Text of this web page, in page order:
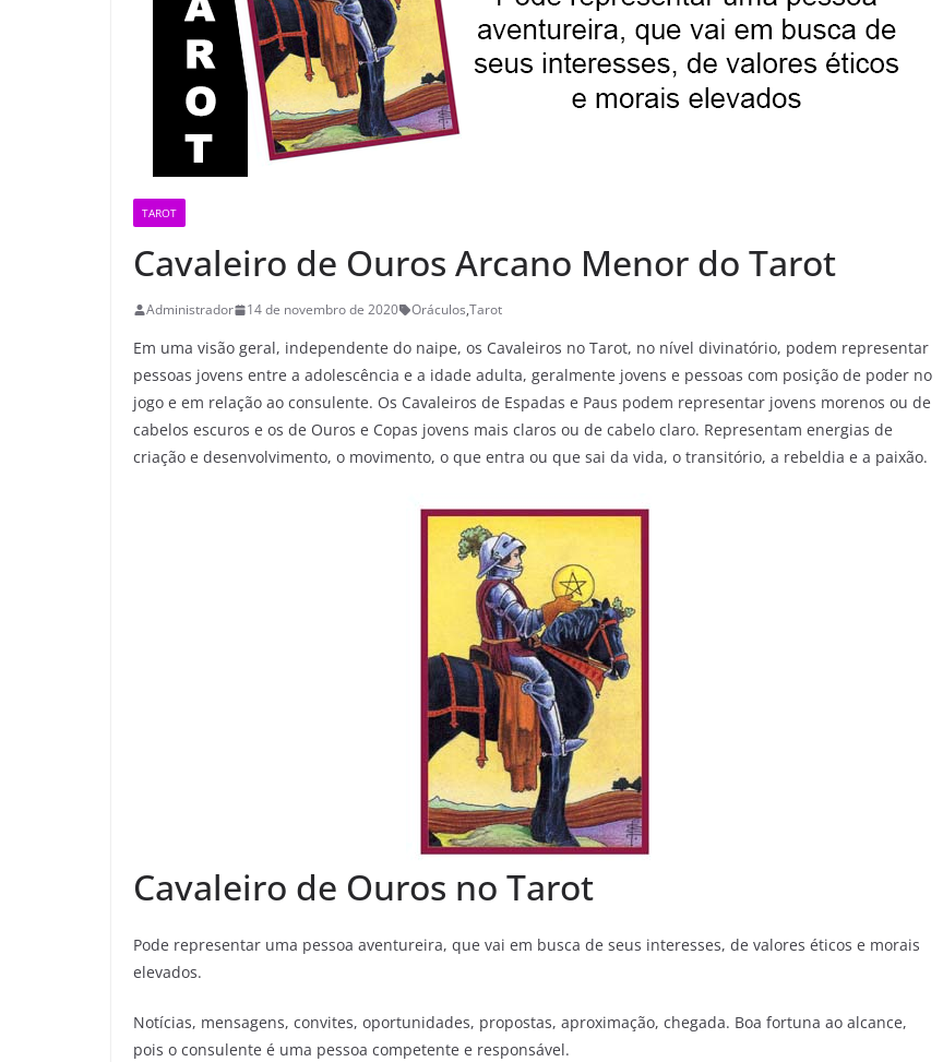
TAROT
Cavaleiro de Ouros Arcano Menor do Tarot
Administrador 14 de novembro de 2020 Oráculos,Tarot
Em uma visão geral, independente do naipe, os Cavaleiros no Tarot, no nível divinatório, podem representar
pessoas jovens entre a adolescência e a idade adulta, geralmente jovens e pessoas com posição de poder no
jogo e em relação ao consulente. Os Cavaleiros de Espadas e Paus podem representar jovens morenos ou de
cabelos escuros e os de Ouros e Copas jovens mais claros ou de cabelo claro. Representam energias de
criação e desenvolvimento, o movimento, o que entra ou que sai da vida, o transitório, a rebeldia e a paixão.
Cavaleiro de Ouros no Tarot
Pode representar uma pessoa aventureira, que vai em busca de seus interesses, de valores éticos e morais
elevados.
Notícias, mensagens, convites, oportunidades, propostas, aproximação, chegada. Boa fortuna ao alcance,
pois o consulente é uma pessoa competente e responsável.